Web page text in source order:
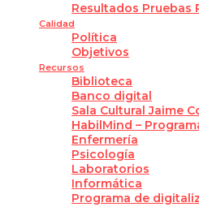
Resultados Pruebas
Calidad
Política
Objetivos
Recursos
Biblioteca
Banco digital
Sala Cultural Jaime
HabilMind –
Enfermería
Psicología
Laboratorios
Informática
Programa de